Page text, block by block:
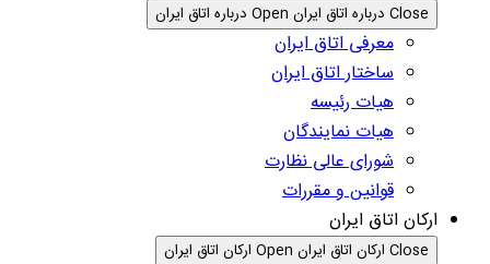
Close درباره اتاق ایران Open درباره اتاق ایران
معرفی اتاق ایران
ساختار اتاق ایران
هیات رئیسه
هیات نمایندگان
شورای عالی نظارت
قوانین و مقررات
ارکان اتاق ایران
Close ارکان اتاق ایران Open ارکان اتاق ایران